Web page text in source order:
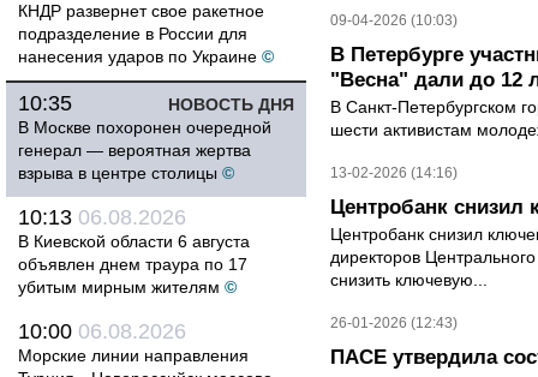
КНДР развернет свое ракетное
подразделение в России для
нанесения ударов по Украине ©
НОВОСТЬ ДНЯ
10:35
В Москве похоронен очередной
генерал — вероятная жертва
взрыва в центре столицы ©
10:13 06.08.2026
В Киевской области 6 августа
объявлен днем траура по 17
убитым мирным жителям ©
10:00 06.08.2026
Морские линии направления
09-04-2026 (10:03)
В Петербурге
"Весна" дали до 12
В Санкт-Петербургском
шести активистам
13-02-2026 (14:16)
Центробанк снизил
Центробанк снизил
директоров
снизить ключевую...
26-01-2026 (12:43)
ПАСЕ утвердила